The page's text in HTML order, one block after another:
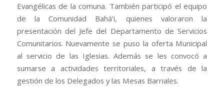
Evangélicas de la comuna. También participó el equipo
de la Comunidad Bahá’i, quienes valoraron la
presentación del Jefe del Departamento de Servicios
Comunitarios. Nuevamente se puso la oferta Municipal
al servicio de las Iglesias. Además se les convocó a
sumarse a actividades territoriales, a través de la
gestión de los Delegados y las Mesas Barriales.